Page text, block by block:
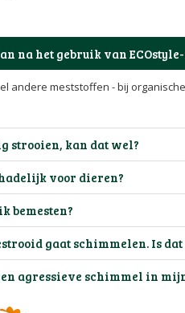
na het gebruik van
andere meststoffen - bij
strooien, kan dat wel?
voor dieren?
bemesten?
gaat schimmelen. Is dat
agressieve schimmel in